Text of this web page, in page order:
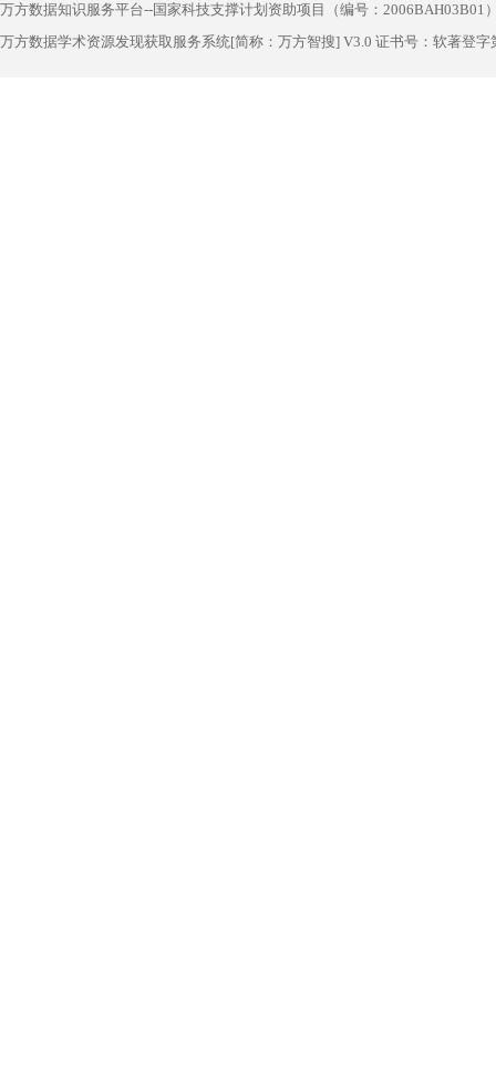
万方数据知识服务平台--国家科技支撑计划资助项目（编号：2006BAH03B01
万方数据学术资源发现获取服务系统[简称：万方智搜] V3.0 证书号：软著登字